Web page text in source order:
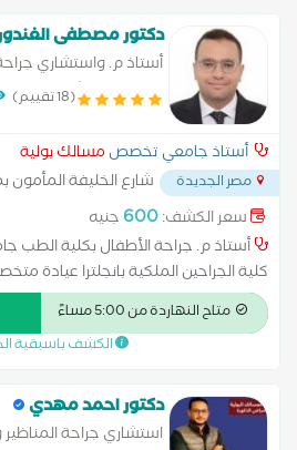
دكتور مصطفى
أستاذ م. واستشاري
جامعة عين شمس و عضو
(18 تقييم)
أستاذ جامعي تخصص مسالك بولية
مصر الجديدة شارع الخليفة المأمون
سعر الكشف:600 جنيه
أستاذ م. جراحة الأطفال بكلية
كلية الجراحين الملكية بانجلترا عيادة
وتشمل جراحات الجهاز الهضمي ومسالك
الولادة والجراحات محدودة التدخل بالمنظار.
متاح النهاردة من 5:00 مساءً
الكشف باسبقية
دكتور احمد مهدي
استشاري جراحة المناظير